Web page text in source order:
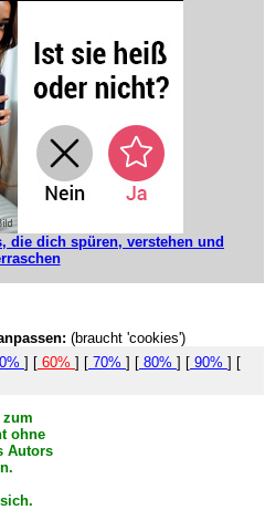
die dich spüren, verstehen und
(braucht 'cookies')
] [ 60% ] [ 70% ] [ 80% ] [ 90% ] [
zum
ohne
Autors